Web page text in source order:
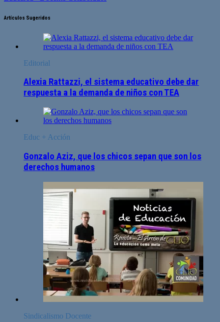
Artículos Sugeridos
Editorial
Alexia Rattazzi, el sistema educativo debe dar
respuesta a la demanda de niños con TEA
Educ + Acción
Gonzalo Aziz, que los chicos sepan que son los
derechos humanos
Sindicalismo Docente